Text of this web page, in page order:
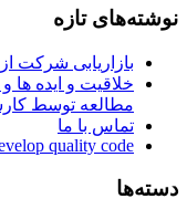
نوشته‌های تازه
بازاریابی شرکت
خلاقیت و ایده
مطالعه توسط
تماس با ما
quality code
دسته‌ها